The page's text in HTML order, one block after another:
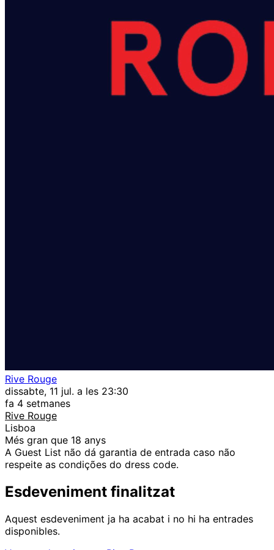
Rive Rouge
dissabte, 11 jul. a les 23:30
fa 4 setmanes
Rive Rouge
Lisboa
Més gran que 18 anys
A Guest List não dá garantia de entrada caso não
respeite as condições do dress code.
Esdeveniment finalitzat
Aquest esdeveniment ja ha acabat i no hi ha entrades
disponibles.